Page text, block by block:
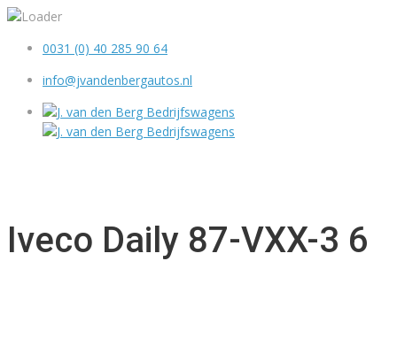
0031 (0) 40 285 90 64
info@jvandenbergautos.nl
Iveco Daily 87-VXX-3 6